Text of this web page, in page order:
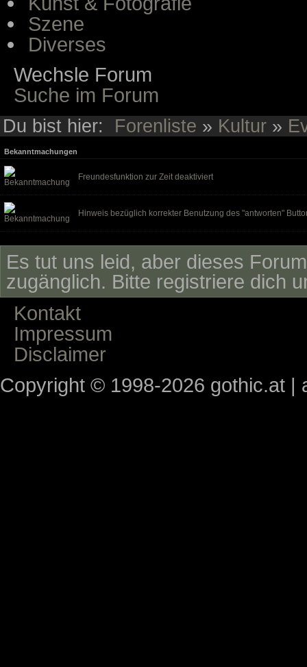
Szene
Diverses
Wechsle Forum
Suche im Forum
Du bist hier: Forenliste » Kultur »
Bekanntmachungen
Freundesfunktion zur Zeit deaktiviert
Hinweis bezüglich korrekter Benutzung des "antworten"
Es tut uns leid, aber dieses
zugänglich. Bitte registriere dich
Kontakt
Impressum
Disclaimer
Copyright © 1998-2026 gothic.at |